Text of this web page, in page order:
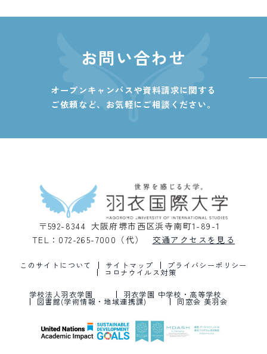
お問い合わせ
オープンキャンパスや資料請求に関する
ご依頼など、 お気軽にご相談ください。
〒592-8344 大阪府堺市西区浜寺南町1-89-1
TEL：072-265-7000（代）
交通アクセスを見る
このサイトについて サイトマップ プライバシーポリシー
コロナウイルス対策
学校法人羽衣学園 羽衣学園 中学校・高等学校
図書館(学術情報・地域連携課) 同窓会 美羽会